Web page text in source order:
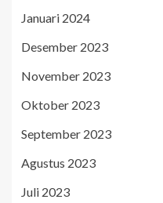
Januari 2024
Desember 2023
November 2023
Oktober 2023
September 2023
Agustus 2023
Juli 2023